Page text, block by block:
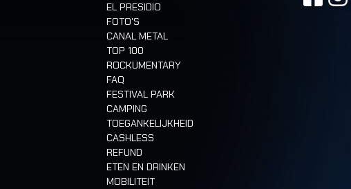
EL PRESIDIO
FOTO'S
CANAL METAL
TOP 100
ROCKUMENTARY
FAQ
FESTIVAL PARK
CAMPING
TOEGANKELIJKHEID
CASHLESS
REFUND
ETEN EN DRINKEN
MOBILITEIT